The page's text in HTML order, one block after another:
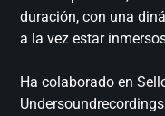
duración, con una
a la vez estar
Ha colaborado en